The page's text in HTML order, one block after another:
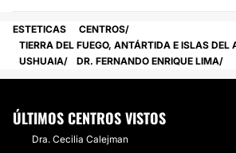
ESTETICAS
CENTROS
TIERRA DEL FUEGO, ANTÁRTIDA E ISLAS DEL
USHUAIA
DR. FERNANDO ENRIQUE LIMA
ÚLTIMOS CENTROS VISTOS
Dra. Cecilia Calejman